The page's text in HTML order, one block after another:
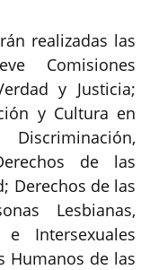
realizadas las
Comisiones
y Justicia;
y Cultura en
de las
Derechos de las
Lesbianas,
e Intersexuales
Humanos de las